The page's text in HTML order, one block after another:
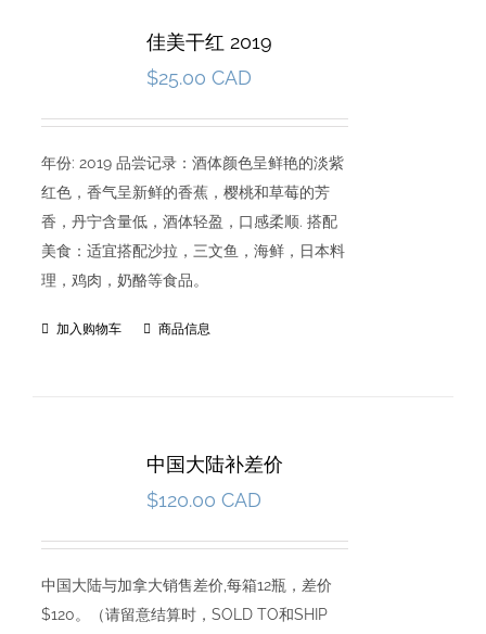
佳美干红 2019
$25.00 CAD
年份: 2019 品尝记录：酒体颜色呈鲜艳的淡紫
红色，香气呈新鲜的香蕉，樱桃和草莓的芳
香，丹宁含量低，酒体轻盈，口感柔顺. 搭配
美食：适宜搭配沙拉，三文鱼，海鲜，日本料
理，鸡肉，奶酪等食品。
加入购物车 商品信息
中国大陆补差价
$120.00 CAD
中国大陆与加拿大销售差价,每箱12瓶，差价
$120。（请留意结算时，SOLD TO和SHIP